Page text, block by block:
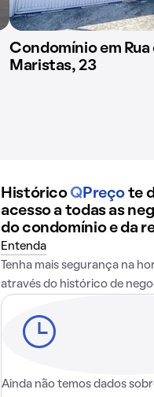
Condomínio em Rua
Maristas, 23
Histórico QPreço te
acesso a todas as
do condomínio e da
Entenda
Tenha mais segurança na
através do histórico de
Ainda não temos dados